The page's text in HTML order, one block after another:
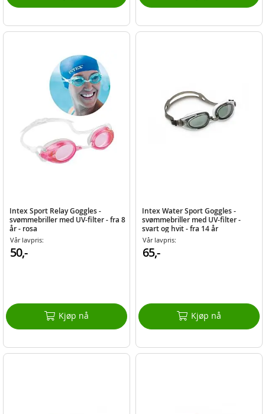
Intex Sport Relay Goggles -
svømmebriller med UV-filter - fra 8
år - rosa
Vår lavpris:
50,-
Kjøp nå
Intex Water Sport Goggles -
svømmebriller med UV-filter -
svart og hvit - fra 14 år
Vår lavpris:
65,-
Kjøp nå